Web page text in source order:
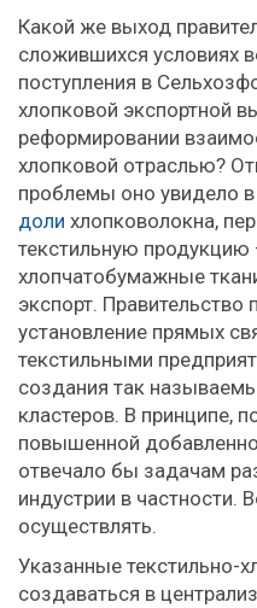
Какой же выход
сложившихся условиях
поступления в
хлопковой экспортной
реформировании
хлопковой отраслью?
проблемы оно увидело в
доли хлопковолокна,
текстильную продукцию
хлопчатобумажные
экспорт. Правительство
установление прямых
текстильными
создания так
кластеров. В принципе,
повышенной
отвечало бы задачам
индустрии в частности.
осуществлять.
Указанные текстильно-
создаваться в